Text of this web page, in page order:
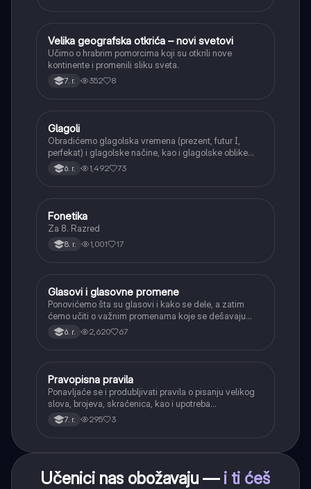
Istorija
Velika geografska otkrića – novi svetovi
Učimo o hrabrim pomorcima koji su otkrili nove
kontinente i promenili sliku sveta.
7. r. 352 8
Srpski jezik
Glagoli
Obradićemo glagolska vremena (prezent, futur I,
perfekat) i glagolske načine, kao i glagolske oblike
(infinitiv, glagolski pridevi i prilozi) i glagolski vid
(svršeni i nesvršeni).
6. r. 1,492 73
Srpski jezik
Fonetika
Za 8. Razred
8. r. 1,001 17
Srpski jezik
Glasovi i glasovne promene
Ponovićemo šta su glasovi i kako se dele, a zatim
ćemo učiti o važnim promenama koje se dešavaju
kada se glasovi nađu jedan pored drugog u rečima
(npr. jednačenje suglasnika po zvučnosti i mestu
6. r. 2,620 67
Srpski jezik
Pravopisna pravila
Ponavljaće se i produbljivati pravila o pisanju velikog
slova, brojeva, skraćenica, kao i upotreba
interpunkcije, sa posebnim fokusom na zarez u
složenoj rečenici.
7. r. 295 3
Učenici nas obožavaju — i ti ćeš